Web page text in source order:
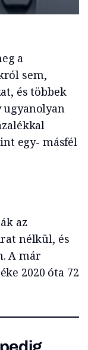
a
sem,
és többek
ugyanolyan
egy- másfél
az
nélkül, és
A már
2020 óta 72